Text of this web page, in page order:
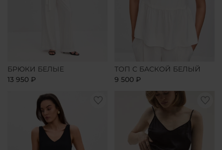
БРЮКИ БЕЛЫЕ
13 950 ₽
ТОП С БАСКОЙ БЕЛЫЙ
9 500 ₽